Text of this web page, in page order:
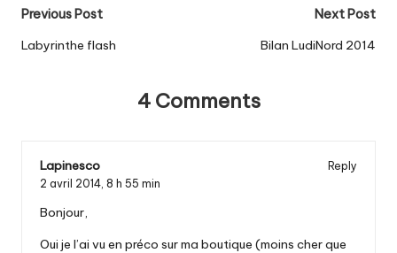
Post
navigation
Previous Post
Labyrinthe flash
Next Post
Bilan LudiNord 2014
4 Comments
Lapinesco
Reply
2 avril 2014, 8 h 55 min
Bonjour,
Oui je l’ai vu en préco sur ma boutique (moins cher que